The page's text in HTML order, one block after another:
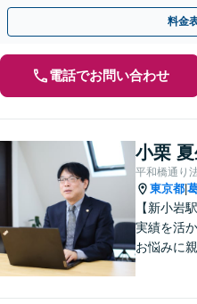
たアドバイス・ご提案をいたします
料金
電話でお問い合わせ
小栗
平和橋通り
東京都
【新小岩
実績を活
お悩みに